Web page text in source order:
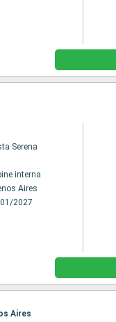
Serena
interna
Aires
2027
Aires